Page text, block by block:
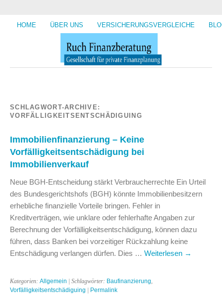
HOME ÜBER UNS VERSICHERUNGSVERGLEICHE
SCHLAGWORT-ARCHIVE:
VORFÄLLIGKEITSENTSCHÄDIGUING
Immobilienfinanzierung – Keine
Vorfälligkeitsentschädigung bei
Immobilienverkauf
Neue BGH-Entscheidung stärkt Verbraucherrechte Ein Urteil
des Bundesgerichtshofs (BGH) könnte Immobilienbesitzern
erhebliche finanzielle Vorteile bringen. Fehler in
Kreditverträgen, wie unklare oder fehlerhafte Angaben zur
Berechnung der Vorfälligkeitsentschädigung, können dazu
führen, dass Banken bei vorzeitiger Rückzahlung keine
Entschädigung verlangen dürfen. Dies … Weiterlesen →
Kategorien: Allgemein | Schlagwörter: Baufinanzierung
Vorfälligkeitsentschädiguing | Permalink